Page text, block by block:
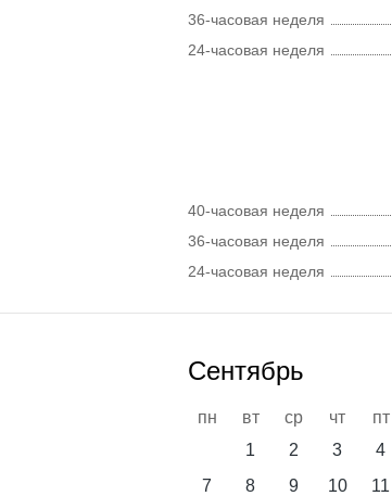
36-часовая неделя
24-часовая неделя
40-часовая неделя
36-часовая неделя
24-часовая неделя
Сентябрь
пн вт ср чт пт
1
2 3 4
7
8 9 10 11